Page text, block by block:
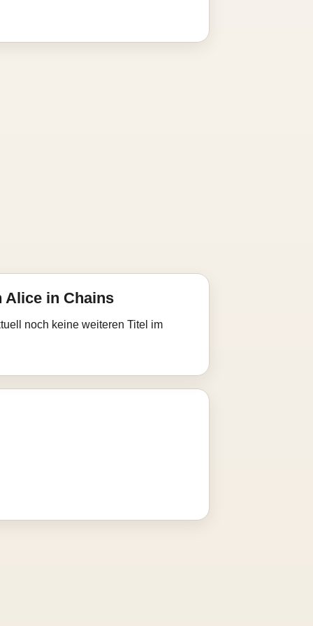
Alice in Chains
noch keine weiteren Titel im